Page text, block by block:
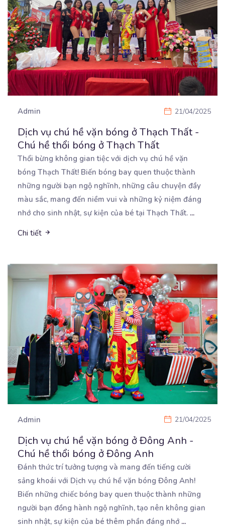
Admin 21/04/2025
Dịch vụ chú hề vặn bóng ở Thạch Thất -
Chú hề thổi bóng ở Thạch Thất
Thổi bừng không gian tiệc với dịch vụ chú hề vặn
bóng Thạch Thất! Biến bóng bay quen thuộc thành
những người bạn ngộ nghĩnh, những câu chuyện đầy
màu sắc, mang đến niềm vui và những kỷ niệm đáng
nhớ cho sinh nhật, sự kiện của bé tại Thạch Thất. ...
Chi tiết
Admin 21/04/2025
Dịch vụ chú hề vặn bóng ở Đông Anh -
Chú hề thổi bóng ở Đông Anh
Đánh thức trí tưởng tượng và mang đến tiếng cười
sảng khoái với Dịch vụ chú hề vặn bóng Đông Anh!
Biến những chiếc bóng bay quen thuộc thành những
người bạn đồng hành ngộ nghĩnh, tạo nên không gian
sinh nhật, sự kiện của bé thêm phần đáng nhớ ...